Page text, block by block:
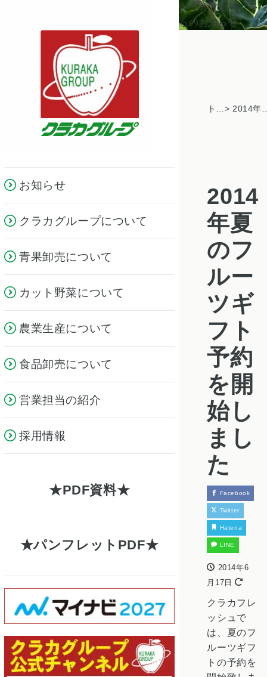
お知らせ
クラカグループについて
青果卸売について
カット野菜について
農業生産について
食品卸売について
営業担当の紹介
採用情報
PDF資料
パンフレットPDF
クラカグループか
らのお知らせ
トピックス一覧 > 2014年夏のフル
2014
年夏
のフ
ルー
ツギ
フト
予約
を開
始し
まし
た
Facebook
Twitter
Hatena
LINE
2014年6
月17日
クラカフレ
ッシュで
は、夏のフ
ルーツギフ
トの予約を